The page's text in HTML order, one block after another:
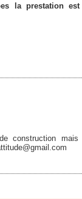
la prestation
construction